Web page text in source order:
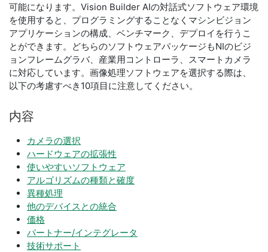
可能になります。Vision Builder AIの対話式ソフトウェア環境
を使用すると、プログラミングすることなくマシンビジョン
アプリケーションの構成、ベンチマーク、デプロイを行うこ
とができます。どちらのソフトウェアパッケージもNIのビジ
ョンフレームグラバ、産業用コントローラ、スマートカメラ
に対応しています。画像処理ソフトウェアを選択する際は、
以下の考慮すべき10項目に注意してください。
内容
カメラの選択
ハードウェアの拡張性
使いやすいソフトウェア
アルゴリズムの種類と確度
異種処理
他のデバイスとの統合
価格
パートナー/インテグレータ
技術サポート